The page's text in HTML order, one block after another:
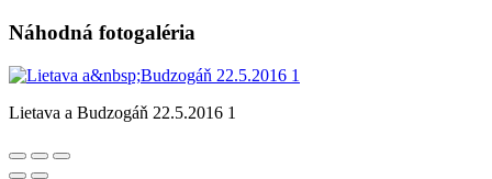
Náhodná fotogaléria
Lietava a Budzogáň 22.5.2016 1